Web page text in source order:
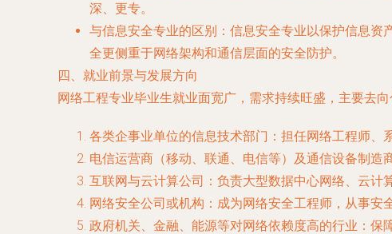
深、更专。
与信息安全专业的区别 ：信息安全专业以保护信息
全更侧重于网络架构和通信层面的安全防护。
四、就业前景与发展方向
网络工程专业毕业生就业面宽广，需求持续旺盛，主要去向
各类企事业单位的信息技术部门 ：担任网络工程师、
电信运营商（移动、联通、电信等）及通信设备制造
互联网与云计算公司 ：负责大型数据中心网络、云计
网络安全公司或机构 ：成为网络安全工程师，从事安
政府机关、金融、能源等对网络依赖度高的行业 ：保